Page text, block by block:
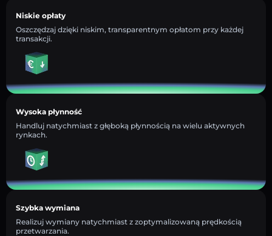
Niskie opłaty
Oszczędzaj dzięki niskim, transparentnym opłatom przy każdej
transakcji.
Wysoka płynność
Handluj natychmiast z głęboką płynnością na wielu aktywnych
rynkach.
Szybka wymiana
Realizuj wymiany natychmiast z zoptymalizowaną prędkością
przetwarzania.